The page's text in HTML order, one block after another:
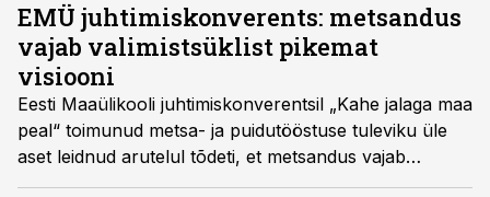
EMÜ juhtimiskonverents: metsandus
vajab valimistsüklist pikemat
visiooni
Eesti Maaülikooli juhtimiskonverentsil „Kahe jalaga maa
peal“ toimunud metsa- ja puidutööstuse tuleviku üle
aset leidnud arutelul tõdeti, et metsandus vajab
otsuseid, mis ei lähtu vaid järgmise kvartali